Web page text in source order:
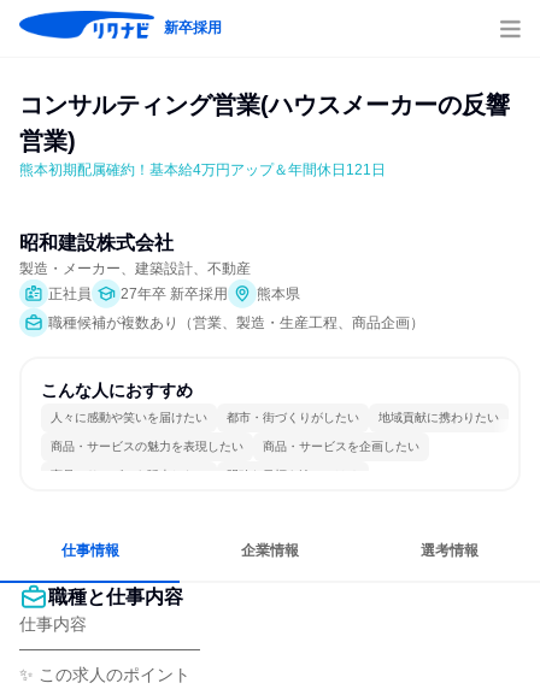
新卒採用
コンサルティング営業(ハウスメーカーの反響
営業)
熊本初期配属確約！基本給4万円アップ＆年間休日121日
昭和建設株式会社
製造・メーカー、建築設計、不動産
正社員
27年卒 新卒採用
熊本県
職種候補が複数あり（営業、製造・生産工程、商品企画）
こんな人におすすめ
人々に感動や笑いを届けたい 都市・街づくりがしたい 地域貢献に携わりたい
商品・サービスの魅力を表現したい 商品・サービスを企画したい
商品・サービスを販売したい 明確な目標を追いかける
仕事情報 企業情報 選考情報
職種と仕事内容
仕事内容
───────────────
✨ この求人のポイント